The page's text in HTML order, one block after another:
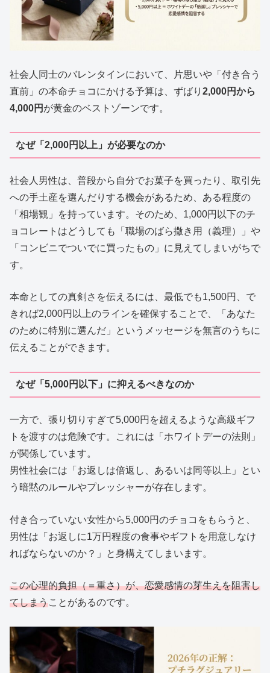
社会人同士のバレンタインにおいて、片思いや「付き合う
直前」の本命チョコにかける予算は、ずばり 2,000円から
4,000円 が黄金のベストゾーンです。
なぜ「2,000円以上」が必要なのか
社会人男性は、普段から自分でお菓子を買ったり、取引先
への手土産を選んだりする機会があるため、ある程度の
「相場観」を持っています。そのため、1,000円以下のチ
ョコレートはどうしても「職場のばら撒き用（義理）」や
「コンビニでついでに買ったもの」に見えてしまいがちで
す。
本命としての真剣さを伝えるには、最低でも1,500円、で
きれば2,000円以上のラインを確保することで、「あなた
のために特別に選んだ」というメッセージを無言のうちに
伝えることができます。
なぜ「5,000円以下」に抑えるべきなのか
一方で、張り切りすぎて5,000円を超えるような高級ギフ
トを渡すのは危険です。これには「ホワイトデーの法則」
が関係しています。
男性社会には「お返しは倍返し、あるいは同等以上」とい
う暗黙のルールやプレッシャーが存在します。
付き合っていない女性から5,000円のチョコをもらうと、
男性は「お返しに1万円程度の食事やギフトを用意しなけ
ればならないのか？」と身構えてしまいます。
この心理的負担（＝重さ）が、恋愛感情の芽生えを阻害し
てしまうことがあるのです。